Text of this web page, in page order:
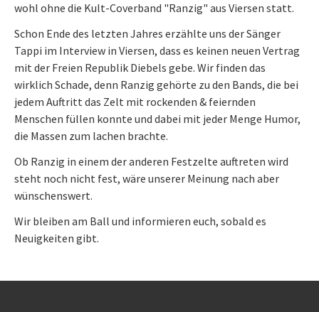
wohl ohne die Kult-Coverband "Ranzig" aus Viersen statt.
Schon Ende des letzten Jahres erzählte uns der Sänger
Tappi im Interview in Viersen, dass es keinen neuen Vertrag
mit der Freien Republik Diebels gebe. Wir finden das
wirklich Schade, denn Ranzig gehörte zu den Bands, die bei
jedem Auftritt das Zelt mit rockenden & feiernden
Menschen füllen konnte und dabei mit jeder Menge Humor,
die Massen zum lachen brachte.
Ob Ranzig in einem der anderen Festzelte auftreten wird
steht noch nicht fest, wäre unserer Meinung nach aber
wünschenswert.
Wir bleiben am Ball und informieren euch, sobald es
Neuigkeiten gibt.